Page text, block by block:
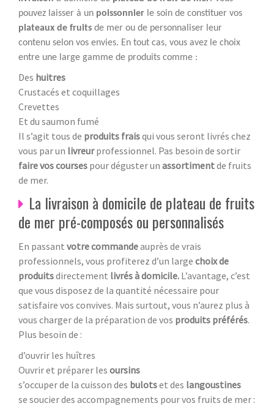
pouvez laisser à un poissonnier le soin de constituer vos
plateaux de fruits de mer ou de personnaliser leur
contenu selon vos envies. En tout cas, vous avez le choix
entre une large gamme de produits comme :
Des huitres
Crustacés et coquillages
Crevettes
Et du saumon fumé
Il s’agit tous de produits fraisqui vous seront livrés chez
vous par un livreurprofessionnel. Pas besoin de sortir
faire vos courses pour déguster un assortimentde fruits
de mer.
La livraison à domicile de plateau de fruits
de mer pré-composés ou personnalisés
En passant votre commandeauprès de vrais
professionnels, vous profiterez d’un large choix de
produitsdirectement livrés à domicile. L’avantage, c’est
que vous disposez de la quantité nécessaire pour
satisfaire vos convives. Mais surtout, vous n’aurez plus à
vous charger de la préparation de vos produits préférés.
Plus besoin de :
d’ouvrir les huîtres
Ouvrir et préparer les oursins
s’occuper de la cuisson des bulotset des langoustines
se soucier des accompagnements pour vos fruits de mer :